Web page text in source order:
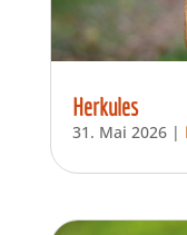
Herkules
31. Mai 2026|